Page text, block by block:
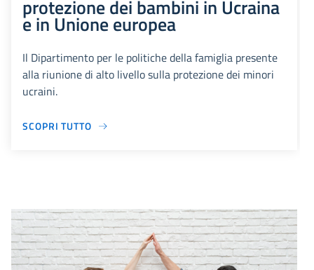
protezione dei bambini in Ucraina
e in Unione europea
Il Dipartimento per le politiche della famiglia presente
alla riunione di alto livello sulla protezione dei minori
ucraini.
SCOPRI TUTTO